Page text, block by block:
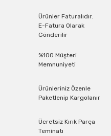
Ürünler Faturalıdır.
E-Fatura Olarak
Gönderilir
%100 Müşteri
Memnuniyeti
Ürünleriniz Özenle
Paketlenip Kargolanır
Ücretsiz Kırık Parça
Teminatı